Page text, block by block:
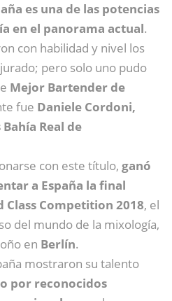
es una de las potencias
en el panorama actual.
con habilidad y nivel los
pero solo uno pudo
Mejor Bartender de
fue Daniele Cordoni,
Real de
con este título, ganó
a España la final
Competition 2018, el
del mundo de la mixología,
en Berlín.
mostraron su talento
por reconocidos